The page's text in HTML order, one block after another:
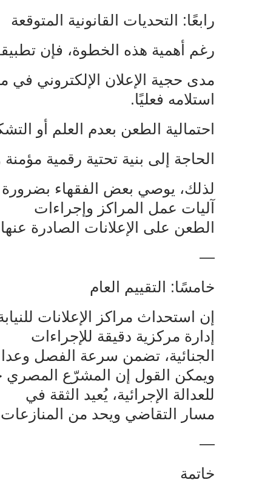
رابعًا: التحديات القانونية المتوقعة
رغم أهمية هذه الخطوة، فإن
مدى حجية الإعلان الإلكتروني في
استلامه فعليًا.
احتمالية الطعن بعدم العلم أو
الحاجة إلى بنية تحتية رقمية
لذلك، يوصي بعض الفقهاء بضرورة
آليات عمل المراكز وإجراءات‌‌
الطعن على الإعلانات الصادرة
—
خامسًا: التقييم العام
إن استحداث مراكز الإعلانات
إدارة مركزية دقيقة للإجراءات‌‌
الجنائية، تضمن سرعة الفصل
ويمكن القول إن المشرّع
للعدالة الإجرائية، يُعيد الثقة في‌‌
مسار التقاضي ويحد من المنازعات
—
خاتمة